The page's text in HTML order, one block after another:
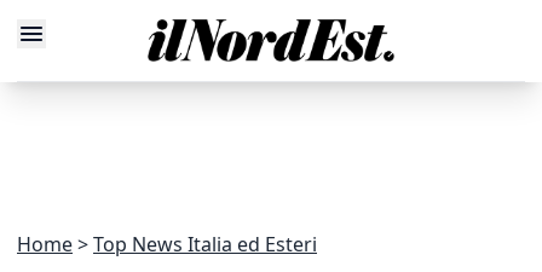
Home Top News Italia ed Esteri